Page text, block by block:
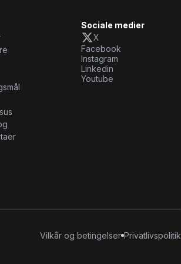
Sociale medier
X
Facebook
Instagram
Linkedin
Youtube
Vilkår og betingelser Privatlivspolitik